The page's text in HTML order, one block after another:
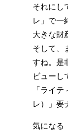
それにし
レ」で一
大きな財
そして、
すね。是
ビューし
「ライ
レ）」要
気にな